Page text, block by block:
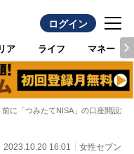
ログイン
ア ライフ マネー
前に「つみたてNISA」の口座開設
2023.10.20 16:01 女性セブン